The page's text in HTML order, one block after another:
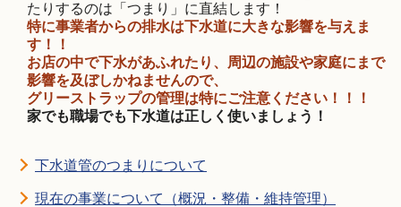
たりするのは「つまり」に直結します！
特に事業者からの排水は下水道に大きな影響を与えま
す！！
お店の中で下水があふれたり、周辺の施設や家庭にまで
影響を及ぼしかねませんので、
グリーストラップの管理は特にご注意ください！！！
家でも職場でも下水道は正しく使いましょう！
下水道管のつまりについて
現在の事業について（概況・整備・維持管理）